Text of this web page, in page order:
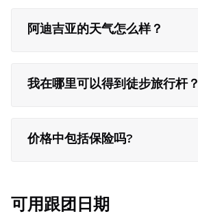
阿迪吉亚的天气怎么样？
我在哪里可以得到徒步旅行杆？
价格中包括保险吗?
可用跟团日期